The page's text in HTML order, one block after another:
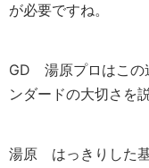
が必要ですね。
GD 湯原プロはこの
ンダードの大切さを
湯原 はっきりした